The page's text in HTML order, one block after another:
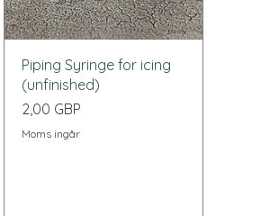
Snabbvisning
Piping Syringe for icing
(unfinished)
Pris
2,00 GBP
Moms ingår